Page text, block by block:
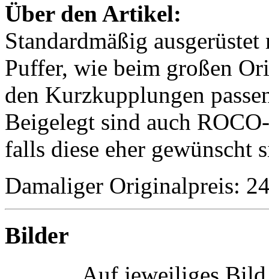
Über den Artikel:
Standardmäßig
Puffer, wie beim großen
den Kurzkupplungen
Beigelegt sind auch
falls diese eher gewünscht
Damaliger Originalpreis:
Bilder